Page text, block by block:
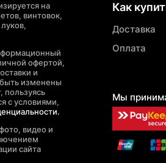
на
винтовок,
офертой,
и
быть изменены
пользуясь
с условиями,
видео и
сайта
Как
Доставка
Оплата
Мы